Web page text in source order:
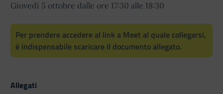
Giovedì 5 ottobre dalle ore 17:30 alle 18:30
Per prendere accedere al link a Meet al quale collegarsi,
è indispensabile scaricare il documento allegato.
Allegati